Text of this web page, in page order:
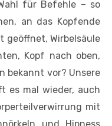
für Befehle – so
an das Kopfende
geöffnet, Wirbelsäule
Kopf nach oben,
bekannt vor? Unsere
es mal wieder, auch
mit